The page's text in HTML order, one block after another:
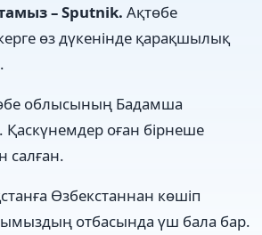
– Sputnik. Ақтөбе
өз дүкенінде қарақшылық
облысының Бадамша
оған бірнеше
салған.
Өзбекстаннан көшіп
отбасында үш бала бар.